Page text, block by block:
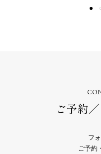
ご予約
フ
ご予約